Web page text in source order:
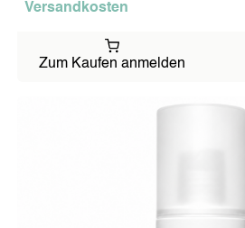
Versandkosten
Zum Kaufen anmelden